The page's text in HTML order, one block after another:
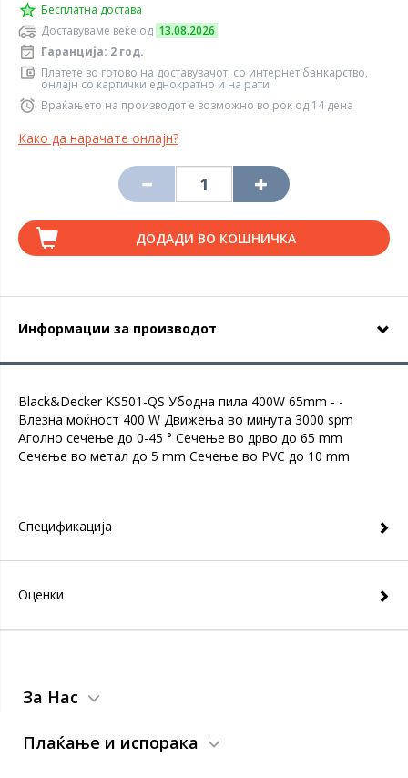
Бесплатна достава
Доставуваме веќе од 13.08.2026
Гаранција: 2 год.
Платете во готово на доставувачот, со интернет банкарство,
онлајн со картички еднократно и на рати
Враќањето на производот е возможно во рок од 14 дена
Како да нарачате онлајн?
ДОДАДИ ВО КОШНИЧКА
Информации за производот
Black&Decker KS501-QS Убодна пила 400W 65mm - -
Влезна моќност 400 W Движења во минута 3000 spm
Аголно сечење до 0-45 ° Сечење во дрво до 65 mm
Сечење во метал до 5 mm Сечење во PVC до 10 mm
Спецификација
Оценки
За Нас
Плаќање и испорака